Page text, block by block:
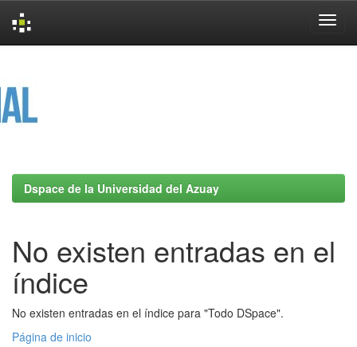
Dspace de la Universidad del Azuay
No existen entradas en el
índice
No existen entradas en el índice para "Todo DSpace".
Página de inicio